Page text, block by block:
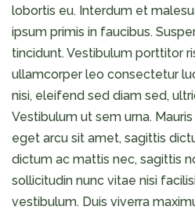
lobortis eu. Interdum et
ipsum primis in faucibus.
tincidunt. Vestibulum porttitor
ullamcorper leo consectetur
nisi, eleifend sed diam sed,
Vestibulum ut sem urna.
eget arcu sit amet, sagittis
dictum ac mattis nec, sagittis
sollicitudin nunc vitae nisi
vestibulum. Duis viverra